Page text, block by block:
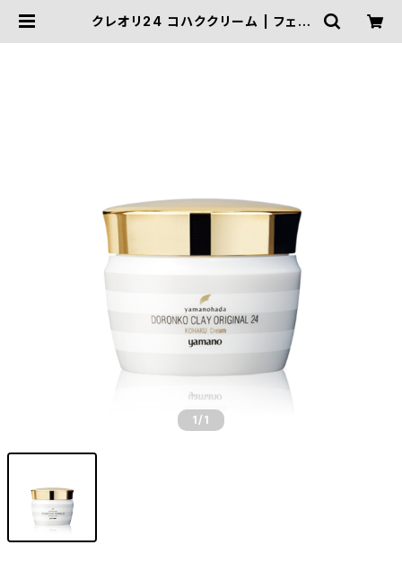
クレオリ24 コハククリーム | フェイ
1/1